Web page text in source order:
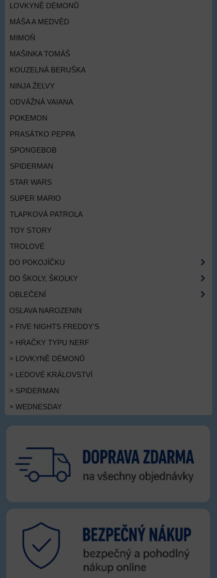
LOVKYNĚ DÉMONŮ
MÁŠA A MEDVĚD
MIMOŇ
MAŠINKA TOMÁŠ
KOUZELNÁ BERUŠKA
NINJA ŽELVY
ODVÁŽNÁ VAIANA
POKEMON
PRASÁTKO PEPPA
SPONGEBOB
SPIDERMAN
STAR WARS
SUPER MARIO
TLAPKOVÁ PATROLA
TOY STORY
TROLOVÉ
DO POKOJÍČKU
DO ŠKOLY, ŠKOLKY
OBLEČENÍ
OSLAVA NAROZENIN
> FIVE NIGHTS FREDDY'S
> HRAČKY TYPU NERF
> LOVKYNĚ DÉMONŮ
> LEDOVÉ KRÁLOVSTVÍ
> SPIDERMAN
> WEDNESDAY